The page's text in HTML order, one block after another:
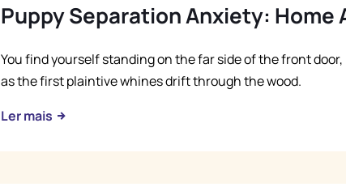
Puppy Separation Anxiety: Home
You find yourself standing on the far side of the front
as the first plaintive whines drift through the wood.
Ler mais